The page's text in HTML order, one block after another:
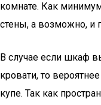
комнате. Как
стены, а возможно, и
В случае если шкаф
кровати, то
купе. Так как